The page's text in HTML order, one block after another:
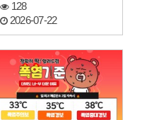
128
2026-07-22